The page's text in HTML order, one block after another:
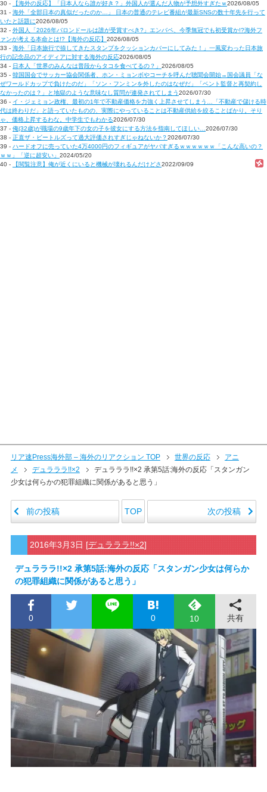
30 -
【海外の反応】「日本人なら誰が好き？」外国人が選んだ人物が予想外すぎたｗ2026/08/05
31 - 海外「全部日本の真似だったのか…」 日本の普通のテレビ番組が最新SNSの数十年先を行って
いたと話題に2026/08/05
32 - 外国人「2026年バロンドールは誰が受賞すべき?」エンバペ、今季無冠でも初受賞か!?海外フ
ァンが考える本命とは!?【海外の反応】 2026/08/05
33 - 海外「日本旅行で捺してきたスタンプをクッションカバーにしてみた！」一風変わった日本旅
行の記念品のアイディアに対する海外の反応2026/08/05
34 - 日本人「世界のみんなは普段からタコを食べてるの？」 2026/08/05
35 - 韓国国会でサッカー協会関係者、ホン・ミョンボやコーチを呼んだ聴聞会開始→国会議員「な
ぜワールドカップで負けたのだ」「ソン・フンミンを外したのはなぜだ」「ベント監督と再契約し
なかったのは？」と地獄のような意味なし質問が連発されてしまう2026/07/30
36 - イ・ジェミョン政権、最初の1年で不動産価格を力強く上昇させてしまう…「不動産で儲ける時
代は終わりだ」と語っていたものの、実際にやっていることは不動産供給を絞ることばかり。そり
ゃ、価格上昇するわな。中学生でもわかる2026/07/30
37 - 俺(32歳)が職場の9歳年下の女の子を彼女にする方法を指南してほしい…2026/07/30
38 - 正直ザ・ビートルズって過大評価されすぎじゃねないか？2026/07/30
39 - ハードオフに売っていた4万4000円のフィギュアがヤバすぎるｗｗｗｗｗｗ「こんな高いの？
ｗｗ」「逆に超安い」 2024/05/20
40 -
【閲覧注意】俺が近くにいると機械が壊れるんだけどさ2022/09/09
リア速Press海外部 – 海外のリアクション TOP 世界の反応
アニ
メ
デュラララ!!×2
デュラララ!!×2 承第5話:海外の反応「スタンガン
少女は何らかの犯罪組織に関係があると思う」
前の投稿 TOP 次の投稿
2016年3月3日 [デュラララ!!×2]
デュラララ!!×2 承第5話:海外の反応「スタンガン少女は何らか
の犯罪組織に関係があると思う」
0 0 10 共有